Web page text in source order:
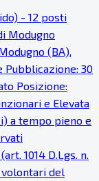
- 12 posti
Modugno
(BA),
30
Posizione:
e Elevata
a tempo pieno e
1014 D.Lgs. n.
del